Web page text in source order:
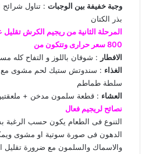
وجبة خفيفة بين الوجبات : تناول
بذر الكتان
المرحلة الثانية من ريجيم الكرش
800 سعر حرارى وتتكون من
الافطار : شوفان باللوز و التفاح كله
الغذاء : سندوتش ستيك لحم مشوى مع
سلطة طماطم
العشاء : قطعة سلمون مدخن +
نصائح لريجيم فعال
التنوع فى الطعام يكون حسب الرغبة
الدهون فى صورة سوتية او مشوى
والاسماك والسلمون مع ضرورة تقليل